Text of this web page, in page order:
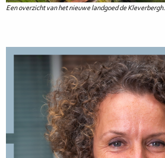
Een overzicht van het nieuwe landgoed de Kleverbergh.